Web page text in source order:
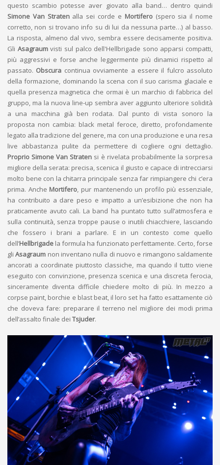
questo scambio potesse aver giovato alla band… dentro quindi
Simone Van Stratenalla sei corde e Mortifero(spero sia il nome
corretto, non si trovano info su di lui da nessuna parte…) al basso.
La risposta, almeno dal vivo, sembra essere decisamente positiva.
Gli Asagraumvisti sul palco dell'Hellbrigade sono apparsi compatti,
più aggressivi e forse anche leggermente più dinamici rispetto al
passato. Obscura continua ovviamente a essere il fulcro assoluto
della formazione, dominando la scena con il suo carisma glaciale e
quella presenza magnetica che ormai è un marchio di fabbrica del
gruppo, ma la nuova line-up sembra aver aggiunto ulteriore solidità
a una macchina già ben rodata. Dal punto di vista sonoro la
proposta non cambia: black metal feroce, diretto, profondamente
legato alla tradizione del genere, ma con una produzione e una resa
live abbastanza pulite da permettere di cogliere ogni dettaglio.
Proprio Simone Van Straten si è rivelata probabilmente la sorpresa
migliore della serata: precisa, scenica il giusto e capace di intrecciarsi
molto bene con la chitarra principale senza far rimpiangere chi c’era
prima. Anche Mortifero, pur mantenendo un profilo più essenziale,
ha contribuito a dare peso e impatto a un’esibizione che non ha
praticamente avuto cali. La band ha puntato tutto sull’atmosfera e
sulla continuità, senza troppe pause o inutili chiacchiere, lasciando
che fossero i brani a parlare. E in un contesto come quello
dell’Hellbrigade la formula ha funzionato perfettamente. Certo, forse
gliAsagraum non inventano nulla di nuovo e rimangono saldamente
ancorati a coordinate piuttosto classiche, ma quando il tutto viene
eseguito con convinzione, presenza scenica e una discreta ferocia,
sinceramente diventa difficile chiedere molto di più. In mezzo a
corpse paint, borchie e blast beat, il loro set ha fatto esattamente ciò
che doveva fare: preparare il terreno nel migliore dei modi prima
dell’assalto finale dei Tsjuder.